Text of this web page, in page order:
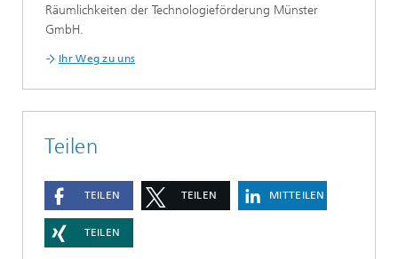
Räumlichkeiten der Technologieförderung Münster
GmbH.
Ihr Weg zu uns
Teilen
TEILEN TEILEN MITTEILEN
TEILEN